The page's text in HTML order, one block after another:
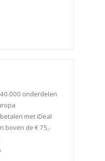
onderdelen
met iDeal
boven de € 75,-